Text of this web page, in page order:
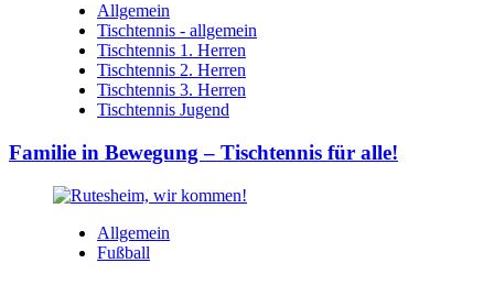
Allgemein
Tischtennis - allgemein
Tischtennis 1. Herren
Tischtennis 2. Herren
Tischtennis 3. Herren
Tischtennis Jugend
Familie in Bewegung – Tischtennis für alle!
Allgemein
Fußball